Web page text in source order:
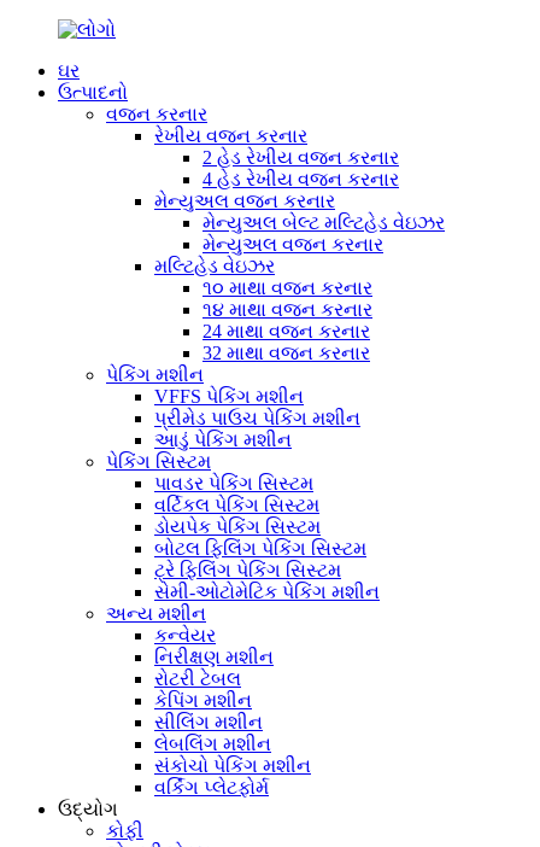
ઘર
ઉત્પાદનો
વજન કરનાર
રેખીય વજન કરનાર
2 હેડ રેખીય વજન કરનાર
4 હેડ રેખીય વજન કરનાર
મેન્યુઅલ વજન કરનાર
મેન્યુઅલ બેલ્ટ મલ્ટિહેડ વેઇઝર
મેન્યુઅલ વજન કરનાર
મલ્ટિહેડ વેઇઝર
૧૦ માથા વજન કરનાર
૧૪ માથા વજન કરનાર
24 માથા વજન કરનાર
32 માથા વજન કરનાર
પેકિંગ મશીન
VFFS પેકિંગ મશીન
પ્રીમેડ પાઉચ પેકિંગ મશીન
આડું પેકિંગ મશીન
પેકિંગ સિસ્ટમ
પાવડર પેકિંગ સિસ્ટમ
વર્ટિકલ પેકિંગ સિસ્ટમ
ડોયપેક પેકિંગ સિસ્ટમ
બોટલ ફિલિંગ પેકિંગ સિસ્ટમ
ટ્રે ફિલિંગ પેકિંગ સિસ્ટમ
સેમી-ઓટોમેટિક પેકિંગ મશીન
અન્ય મશીન
કન્વેયર
નિરીક્ષણ મશીન
રોટરી ટેબલ
કેપિંગ મશીન
સીલિંગ મશીન
લેબલિંગ મશીન
સંકોચો પેકિંગ મશીન
વર્કિંગ પ્લેટફોર્મ
ઉદ્યોગ
કોફી